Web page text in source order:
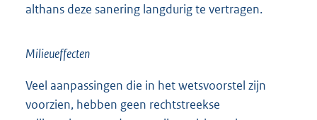
althans deze sanering langdurig te vertragen.
Milieueffecten
Veel aanpassingen die in het wetsvoorstel zijn
voorzien, hebben geen rechtstreekse